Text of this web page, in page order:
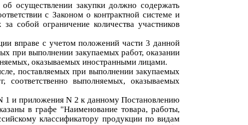
осуществлении закупки должно содержать
с Законом о контрактной системе и
собой ограничение количества участников
вправе с учетом положений части 3 данной
при выполнении закупаемых работ, оказании
оказываемых иностранными лицами.
поставляемых при выполнении закупаемых
соответственно выполняемых, оказываемых
1 и приложения N 2 к данному Постановлению
в графе "Наименование товара, работы,
классификатору продукции по видам